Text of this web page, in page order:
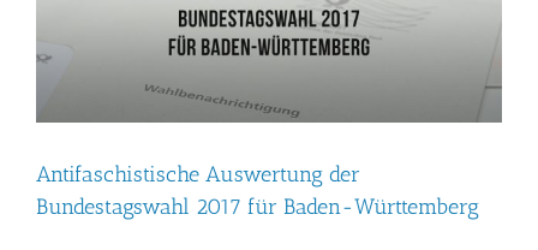
Antifaschistische Auswertung der
Bundestagswahl 2017 für Baden-Württemberg